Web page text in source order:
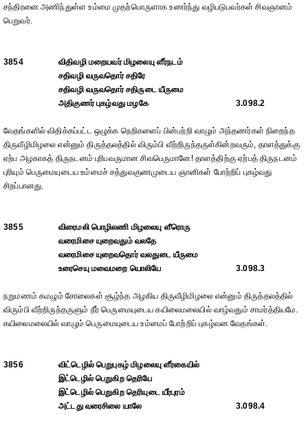
சந்திரனை அணிந்துள்ள உம்மை முதற்பொருளாக உணர்ந்து வழிபடுபவர்கள் சிவஞானம்
பெறுவர்.
3854
விதிவழி மறையவர் மிழலையு ளீர்நடம்
சதிவழி வருவதொர் சதிரே
சதிவழி வருவதொர் சதிருடை யீருமை
அதிகுணர் புகழ்வது மழகே
3.098.2
வேதங்களில் விதிக்கப்பட்ட ஒழுக்க நெறிகளைப் பின்பற்றி வாழும் அந்தணர்கள் நிறைந்த
திருவீழிமிழலை என்னும் திருத்தலத்தில் விரும்பி வீற்றிருந்தருள்கின்றவரும், தாளத்துக்கு
ஏற்ப அழகாகத் திருநடனம் புரிபவருமான சிவபெருமானே! தாளத்திற்கு ஏற்பத் திருநடனம்
புரியும் பெருமையுடைய உம்மைச் சத்துவகுணமுடைய ஞானிகள் போற்றிப் புகழ்வது
சிறப்பானது.
3855
விரைமலி பொழிலணி மிழலையு ளீரொரு
வரைமிசை யுறைவதும் வலதே
வரைமிசை யுறைவதொர் வலதுடை யீருமை
உரைசெயு மவைமறை யொலியே
3.098.3
நறுமணம் கமழும் சோலைகள் சூழ்ந்த அழகிய திருவீழிமிழலை என்னும் திருத்தலத்தில்
விரும்பி வீற்றிருந்தருளும் நீர் பெருமையுடைய கயிலைமலையில் வாழ்வதும் சாமர்த்தியமே.
கயிலைமலையில் வாழும் பெருமையுடைய உம்மைப் போற்றிப் புகழ்வன வேதங்கள்.
3856
விட்டெழில் பெறுபுகழ் மிழலையு ளீர்கையில்
இட்டெழில் பெறுகிற தெரியே
இட்டெழில் பெறுகிற தெரியுடை யீர்புரம்
அட்டது வரைசிலை யாலே
3.098.4